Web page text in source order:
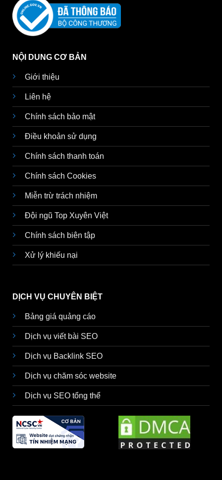
NỘI DUNG CƠ BẢN
Giới thiệu
Liên hệ
Chính sách bảo mật
Điều khoản sử dụng
Chính sách thanh toán
Chính sách Cookies
Miễn trừ trách nhiệm
Đội ngũ Top Xuyên Việt
Chính sách biên tập
Xử lý khiếu nại
DỊCH VỤ CHUYÊN BIỆT
Bảng giá quảng cáo
Dịch vụ viết bài SEO
Dịch vụ Backlink SEO
Dịch vụ chăm sóc website
Dịch vụ SEO tổng thể